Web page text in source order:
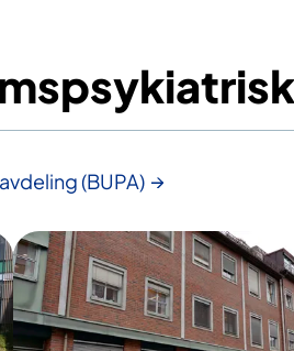
(BUPA)